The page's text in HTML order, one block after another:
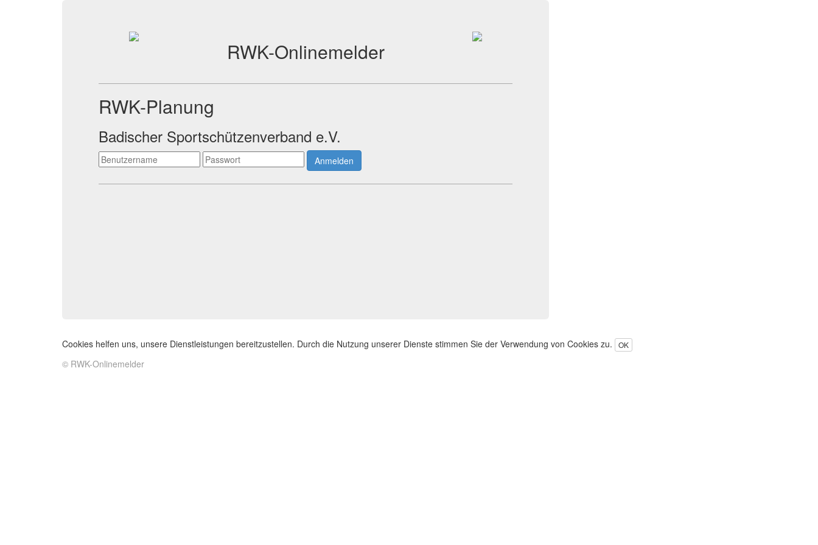
RWK-Onlinemelder
RWK-Planung
Badischer Sportschützenverband e.V.
Anmelden
Cookies helfen uns, unsere Dienstleistungen bereitzustellen. Durch die Nutzung unserer Dienste stimmen Sie der Verwendung von Cookies zu. OK
© RWK-Onlinemelder